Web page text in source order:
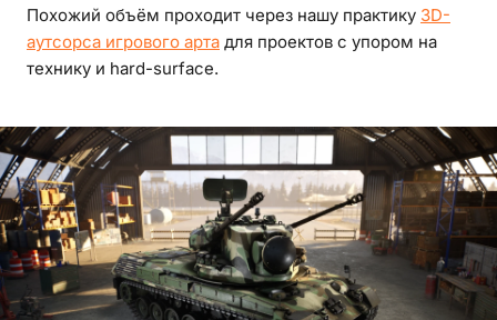
Похожий объём проходит через нашу практику 3D-
аутсорса игрового арта для проектов с упором на
технику и hard-surface.